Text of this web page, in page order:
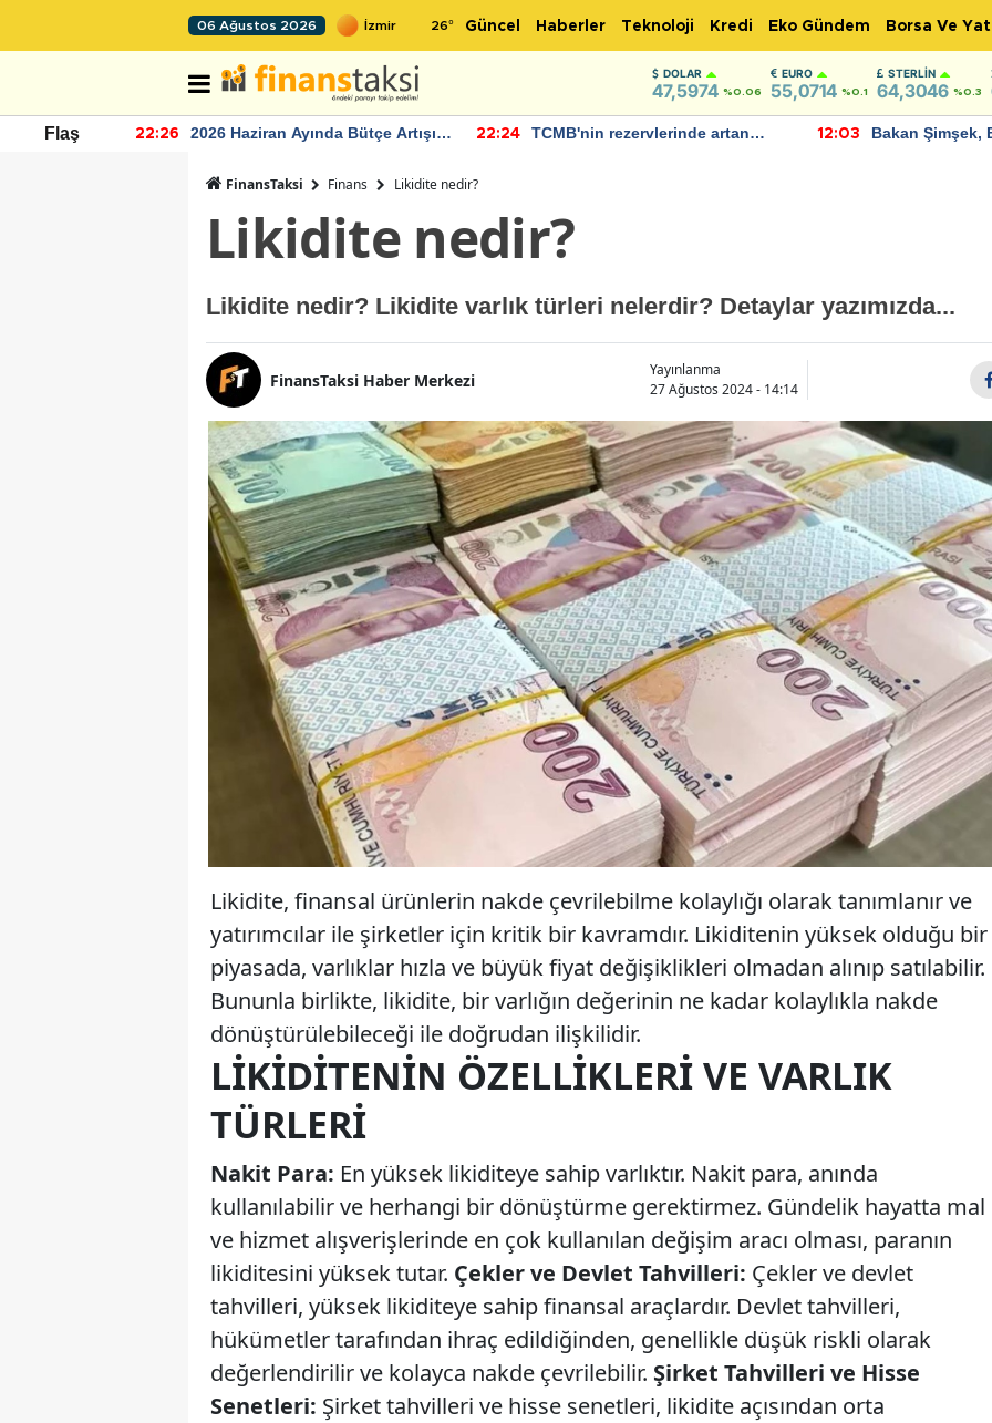
06 Ağustos 2026 26° Güncel Haberler Teknoloji Kredi Eko Gündem Borsa Ve
DOLAR
47,5974 %0.06
EURO
55,0714 %0.1
STERLIN
64,3046 %0.3
Flaş 22:26
2026 Haziran Ayında Bütçe Artışı
22:24
TCMB'nin rezervlerinde artan
12:03
Bakan Şimşek,
FinansTaksi Finans Likidite nedir?
Likidite nedir?
Likidite nedir? Likidite varlık türleri nelerdir? Detaylar yazımızda...
FinansTaksi Haber Merkezi
Yayınlanma
27 Ağustos 2024 - 14:14
Likidite, finansal ürünlerin nakde çevrilebilme kolaylığı olarak tanımlanır ve
yatırımcılar ile şirketler için kritik bir kavramdır. Likiditenin yüksek olduğu bir
piyasada, varlıklar hızla ve büyük fiyat değişiklikleri olmadan alınıp satılabilir.
Bununla birlikte, likidite, bir varlığın değerinin ne kadar kolaylıkla nakde
dönüştürülebileceği ile doğrudan ilişkilidir.
LIKIDITENIN ÖZELLIKLERI VE VARLIK
TÜRLERI
Nakit Para: En yüksek likiditeye sahip varlıktır. Nakit para, anında
kullanılabilir ve herhangi bir dönüştürme gerektirmez. Gündelik hayatta mal
ve hizmet alışverişlerinde en çok kullanılan değişim aracı olması, paranın
likiditesini yüksek tutar. Çekler ve Devlet Tahvilleri: Çekler ve devlet
tahvilleri, yüksek likiditeye sahip finansal araçlardır. Devlet tahvilleri,
hükümetler tarafından ihraç edildiğinden, genellikle düşük riskli olarak
değerlendirilir ve kolayca nakde çevrilebilir. Şirket Tahvilleri ve Hisse
Senetleri: Şirket tahvilleri ve hisse senetleri, likidite açısından orta